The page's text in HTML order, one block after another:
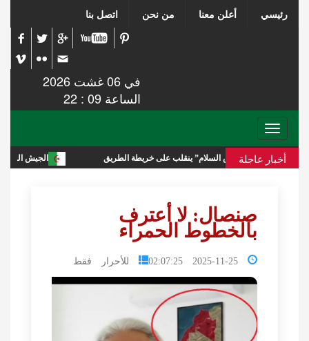
رئيسي أعلن معنا من نحن اتصل بنا
في 06 غشت 2026
الساعة 09 : 22
Toggle
navigation
أخبار عاجلة الجيش السوري يعلن حالة و “مجلس السلام” ينقلب على خريطة الطريق
صنصال: لا أعترف
بالخطوط الحمراء
2025-11-25 02:07:25 للأحرار فقط